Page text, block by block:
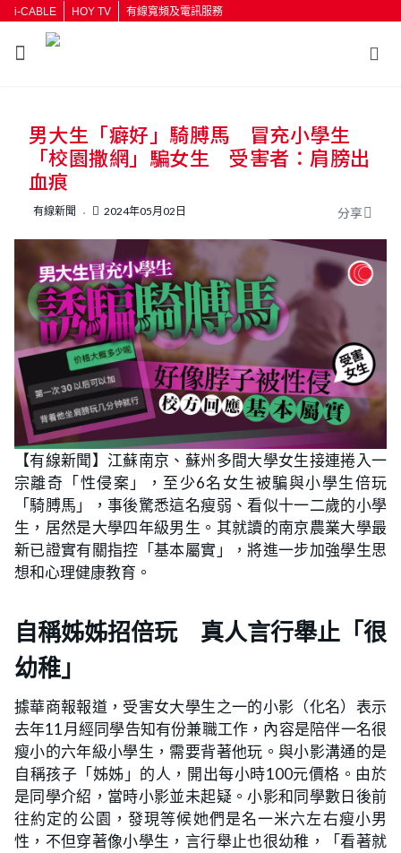
i-CABLE HOY TV 有線寬頻及電訊服務
按輸入鍵開始搜尋
男大生「癖好」騎膊馬 冒充小學生
「校園撒網」騙女生 受害者：肩膀出
血痕
有線新聞 2024年05月02日 分享
【有線新聞】江蘇南京、蘇州多間大學女生接連捲入一
宗離奇「性侵案」，至少6名女生被騙與小學生倍玩
「騎膊馬」，事後驚悉這名瘦弱、看似十一二歲的小學
生，居然是大學四年級男生。其就讀的南京農業大學最
新已證實有關指控「基本屬實」，將進一步加強學生思
想和心理健康教育。
自稱姊姊招倍玩 真人言行舉止「很
幼稚」
據華商報報道，受害女大學生之一的小影（化名）表示
去年11月經同學告知有份兼職工作，內容是陪伴一名很
瘦小的六年級小學生，需要背著他玩。與小影溝通的是
自稱孩子「姊姊」的人，開出每小時100元價格。由於
是同學介紹，當時小影並未起疑。小影和同學數日後前
往約定的公園，發現等候她們是名一米六左右瘦小男
性，不但穿著像小學生，言行舉止也很幼稚，「看著就